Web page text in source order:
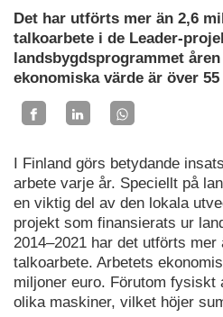
Det har utförts mer än 2,6
talkoarbete i de Leader-
landsbygdsprogrammet åren
ekonomiska värde är över
I Finland görs betydande
arbete varje år. Speciellt på
en viktig del av den lokala
projekt som finansierats ur
2014–2021 har det utförts
talkoarbete. Arbetets
miljoner euro. Förutom fysiskt
olika maskiner, vilket höjer